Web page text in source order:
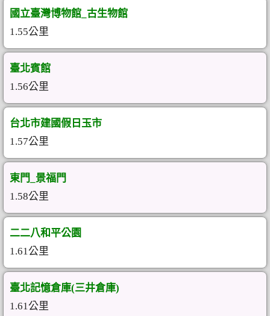
國立臺灣博物館_古生物館
1.55公里
臺北賓館
1.56公里
台北市建國假日玉市
1.57公里
東門_景福門
1.58公里
二二八和平公園
1.61公里
臺北記憶倉庫(三井倉庫)
1.61公里